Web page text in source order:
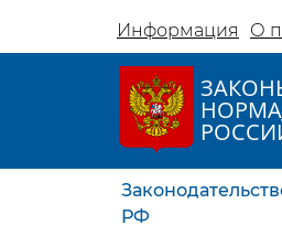
Информация О
РФ